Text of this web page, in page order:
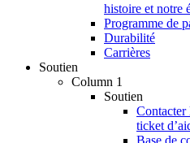
histoire et notre
Programme de
Durabilité
Carrières
Soutien
Column 1
Soutien
Contacter
ticket
Base de